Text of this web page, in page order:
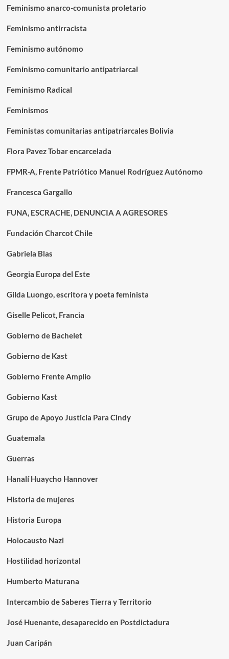
Feminismo anarco-comunista proletario
Feminismo antirracista
Feminismo autónomo
Feminismo comunitario antipatriarcal
Feminismo Radical
Feminismos
Feministas comunitarias antipatriarcales Bolivia
Flora Pavez Tobar encarcelada
FPMR-A, Frente Patriótico Manuel Rodríguez Autónomo
Francesca Gargallo
FUNA, ESCRACHE, DENUNCIA A AGRESORES
Fundación Charcot Chile
Gabriela Blas
Georgia Europa del Este
Gilda Luongo, escritora y poeta feminista
Giselle Pelicot, Francia
Gobierno de Bachelet
Gobierno de Kast
Gobierno Frente Amplio
Gobierno Kast
Grupo de Apoyo Justicia Para Cindy
Guatemala
Guerras
Hanalí Huaycho Hannover
Historia de mujeres
Historia Europa
Holocausto Nazi
Hostilidad horizontal
Humberto Maturana
Intercambio de Saberes Tierra y Territorio
José Huenante, desaparecido en Postdictadura
Juan Caripán